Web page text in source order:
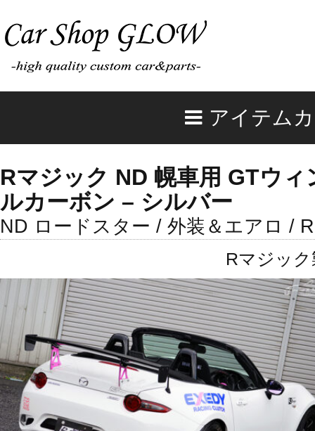
アイテム
Rマジック ND 幌車用 GTウ
ルカーボン – シルバー
ND ロードスター / 外装＆エアロ /
Rマジッ